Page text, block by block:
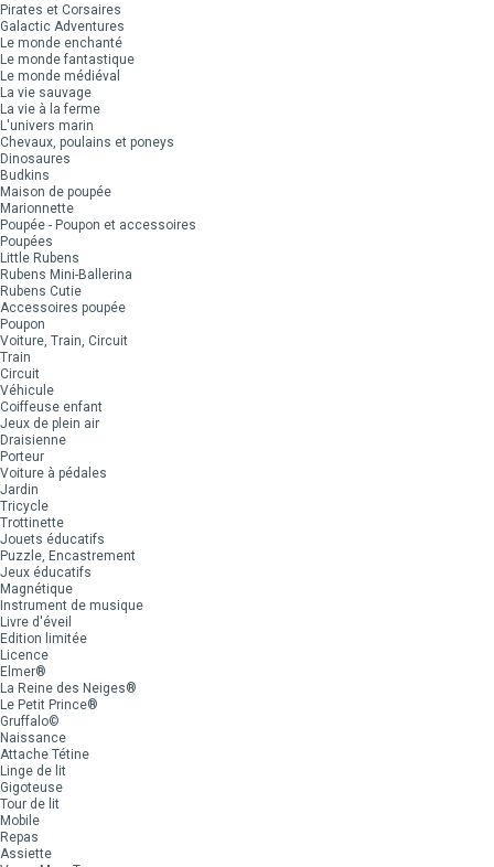
Pirates et Corsaires
Galactic Adventures
Le monde enchanté
Le monde fantastique
Le monde médiéval
La vie sauvage
La vie à la ferme
L'univers marin
Chevaux, poulains et poneys
Dinosaures
Budkins
Maison de poupée
Marionnette
Poupée - Poupon et accessoires
Poupées
Little Rubens
Rubens Mini-Ballerina
Rubens Cutie
Accessoires poupée
Poupon
Voiture, Train, Circuit
Train
Circuit
Véhicule
Coiffeuse enfant
Jeux de plein air
Draisienne
Porteur
Voiture à pédales
Jardin
Tricycle
Trottinette
Jouets éducatifs
Puzzle, Encastrement
Jeux éducatifs
Magnétique
Instrument de musique
Livre d'éveil
Edition limitée
Licence
Elmer®
La Reine des Neiges®
Le Petit Prince®
Gruffalo©
Naissance
Attache Tétine
Linge de lit
Gigoteuse
Tour de lit
Mobile
Repas
Assiette